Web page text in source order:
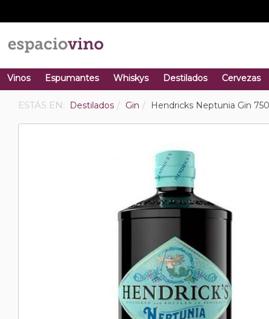
Vinos Espumantes Whiskys Destilados Cervezas
ESTÁS EN: Destilados Gin Hendricks Neptunia Gin